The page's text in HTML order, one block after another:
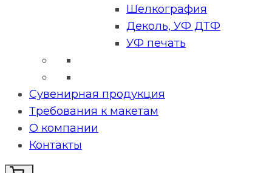
Шелкография
Деколь, УФ ДТФ
УФ печать
Сувенирная продукция
Требования к макетам
О компании
Контакты